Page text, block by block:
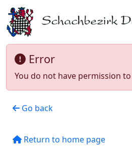
Error
You do not have permission
Go back
Return to home page